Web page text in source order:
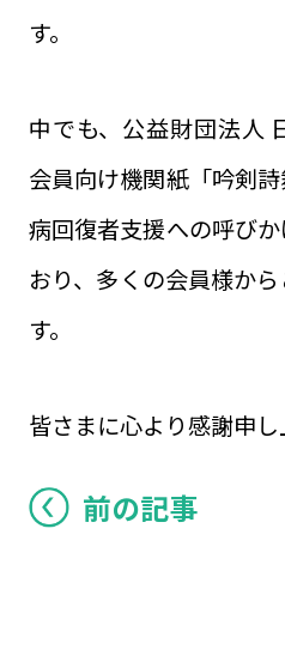
す。
中でも、公益財団法人
会員向け機関紙「吟剣
病回復者支援への呼び
おり、多くの会員様か
す。
皆さまに心より感謝申し
前の記事